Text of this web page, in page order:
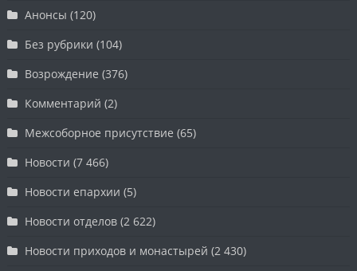
Анонсы (120)
Без рубрики (104)
Возрождение (376)
Комментарий (2)
Межсоборное присутствие (65)
Новости (7 466)
Новости епархии (5)
Новости отделов (2 622)
Новости приходов и монастырей (2 430)